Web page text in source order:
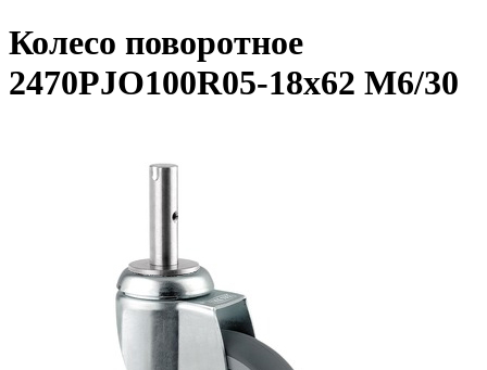
Колесо поворотное
2470PJO100R05-18x62 M6/30